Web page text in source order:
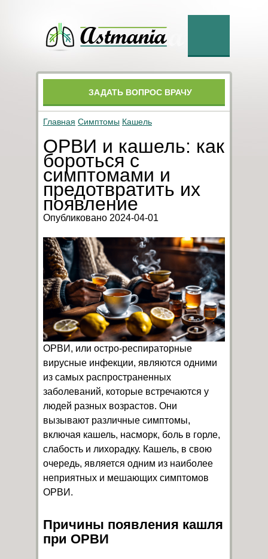
ЗАДАТЬ ВОПРОС ВРАЧУ
Главная Симптомы Кашель
ОРВИ и кашель: как
бороться с
симптомами и
предотвратить их
появление
Опубликовано 2024-04-01
ОРВИ, или остро-респираторные
вирусные инфекции, являются одними
из самых распространенных
заболеваний, которые встречаются у
людей разных возрастов. Они
вызывают различные симптомы,
включая кашель, насморк, боль в горле,
слабость и лихорадку. Кашель, в свою
очередь, является одним из наиболее
неприятных и мешающих симптомов
ОРВИ.
Причины появления кашля
при ОРВИ